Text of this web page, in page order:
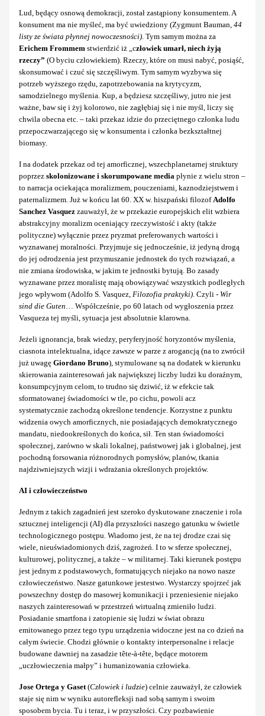
Lud, będący osnową demokracji, został zastąpiony konsumentem. A
konsument ma nie myśleć, ma być uwiedziony (Zygmunt Bauman, 44
listy ze świata płynnej nowoczesności). Tym samym można za
Erichem Frommem stwierdzić iż „człowiek umarł, niech żyją
rzeczy” (O byciu człowiekiem). Rzeczy, które on musi nabyć, posiąść,
skonsumować i czuć się szczęśliwym. Tym samym wyzbywa się
potrzeb wyższego rzędu, zapotrzebowania na krytycyzm,
samodzielnego myślenia. Kup, a będziesz szczęśliwy, jutro nie jest
ważne, baw się i żyj kolorowo, nie zagłębiaj się i nie myśl, liczy się
chwila obecna etc. – taki przekaz idzie do przeciętnego członka ludu
przepoczwarzającego się w konsumenta i członka bezkształtnej
biomasy.
I na dodatek przekaz od tej amorficznej, wszechplanetarnej struktury
poprzez skolonizowane i skorumpowane media płynie z wielu stron –
to narracja ociekająca moralizmem, pouczeniami, kaznodziejstwem i
paternalizmem. Już w końcu lat 60. XX w. hiszpański filozofAdolfo
Sanchez Vasquez zauważył, że w przekazie europejskich elit wzbiera
abstrakcyjny moralizm oceniający rzeczywistość i akty (także
polityczne) wyłącznie przez pryzmat preferowanych wartości i
wyznawanej moralności. Przyjmuje się jednocześnie, iż jedyną drogą
do jej odrodzenia jest przymuszanie jednostek do tych rozwiązań, a
nie zmiana środowiska, w jakim te jednostki bytują. Bo zasady
wyznawane przez moralistę mają obowiązywać wszystkich podległych
jego wpływom (Adolfo S. Vasquez, Filozofia praktyki). Czyli - Wir
sind die Guten… Współcześnie, po 60 latach od wygłoszenia przez
Vasqueza tej myśli, sytuacja jest absolutnie klarowna.
Jeżeli ignorancja, brak wiedzy, peryferyjność horyzontów myślenia,
ciasnota intelektualna, idące zawsze w parze z arogancją (na to zwrócił
już uwagę Giordano Bruno), stymulowane są na dodatek w kierunku
skierowania zainteresowań jak największej liczby ludzi ku doraźnym,
konsumpcyjnym celom, to trudno się dziwić, iż w efekcie tak
sformatowanej świadomości w tle, po cichu, powoli acz
systematycznie zachodzą określone tendencje. Korzystne z punktu
widzenia owych amorficznych, nie posiadających demokratycznego
mandatu, niedookreślonych do końca, sił. Ten stan świadomości
społecznej, zarówno w skali lokalnej, państwowej jak i globalnej, jest
pochodną forsowania różnorodnych pomysłów, planów, tkania
najdziwniejszych wizji i wdrażania określonych projektów.
AI i człowieczeństwo
Jednym z takich zagadnień jest szeroko dyskutowane znaczenie i rola
sztucznej inteligencji (AI) dla przyszłości naszego gatunku w świetle
technologicznego postępu. Wiadomo jest, że na tej drodze czai się
wiele, nieuświadomionych dziś, zagrożeń. I to w sferze społecznej,
kulturowej, politycznej, a także – w militarnej. Taki kierunek postępu
jest jednym z podstawowych, formatujących niejako na nowo nasze
człowieczeństwo. Nasze gatunkowe jestestwo. Wystarczy spojrzeć jak
powszechny dostęp do masowej komunikacji i przeniesienie niejako
naszych zainteresowań w przestrzeń wirtualną zmieniło ludzi.
Posiadanie smartfona i zatopienie się ludzi w świat obrazu
emitowanego przez tego typu urządzenia widoczne jest na co dzień na
całym świecie. Chodzi głównie o kontakty interpersonalne i relacje
budowane dawniej na zasadzie tête-à-tête, będące motorem
„uczłowieczenia małpy” i humanizowania człowieka.
Jose Ortega y Gaset(Człowiek i ludzie) celnie zauważył, że człowiek
staje się nim w wyniku autorefleksji nad sobą samym i swoim
sposobem bycia. Tu i teraz, i w przyszłości. Czy pozbawienie